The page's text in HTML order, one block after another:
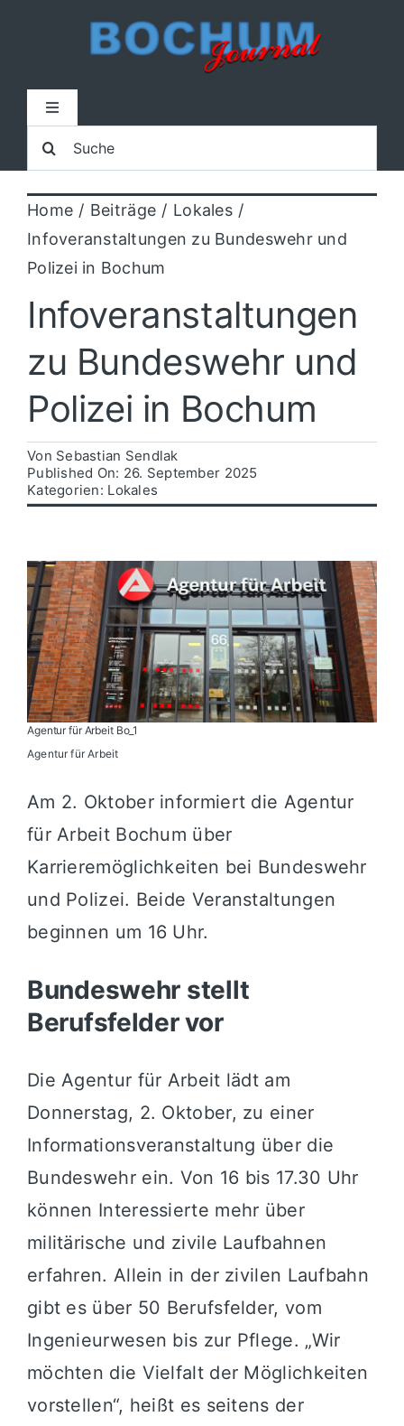
Toggle
Home
Lokal
Blaulicht
Sport
Kultur
Politik
Wirtschaft
Suche
nach:
Home Beiträge
Lokales
Infoveranstaltungen zu Bundeswehr und
Polizei in Bochum
Infoveranstaltungen
zu Bundeswehr und
Polizei in Bochum
Von Sebastian Sendlak
Published On: 26. September 2025
Kategorien: Lokales
Agentur für Arbeit Bo_1
Agentur für Arbeit
Am 2. Oktober informiert die Agentur
für Arbeit Bochum über
Karrieremöglichkeiten bei Bundeswehr
und Polizei. Beide Veranstaltungen
beginnen um 16 Uhr.
Bundeswehr stellt
Berufsfelder vor
Die Agentur für Arbeit lädt am
Donnerstag, 2. Oktober, zu einer
Informationsveranstaltung über die
Bundeswehr ein. Von 16 bis 17.30 Uhr
können Interessierte mehr über
militärische und zivile Laufbahnen
erfahren. Allein in der zivilen Laufbahn
gibt es über 50 Berufsfelder, vom
Ingenieurwesen bis zur Pflege. „Wir
möchten die Vielfalt der Möglichkeiten
vorstellen“, heißt es seitens der